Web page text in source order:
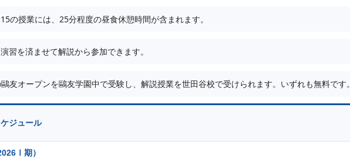
の授業には、25分程度の昼食休憩時間が含まれます。
習を済ませて解説から参加できます。
友オープンを鷗友学園中で受験し、解説授業を世田谷校で受けられます。いずれも無料です。
ジュール
期）